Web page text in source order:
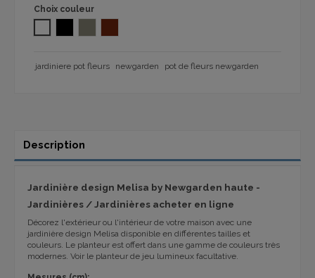
Choix couleur
jardiniere pot fleurs newgarden pot de fleurs newgarden
Description
Jardinière design Melisa by Newgarden haute -
Jardinières / Jardinières acheter en ligne
Décorez l'extérieur ou l'intérieur de votre maison avec une
jardinière design Melisa disponible en différentes tailles et
couleurs. Le planteur est offert dans une gamme de couleurs très
modernes. Voir le planteur de jeu lumineux facultative.